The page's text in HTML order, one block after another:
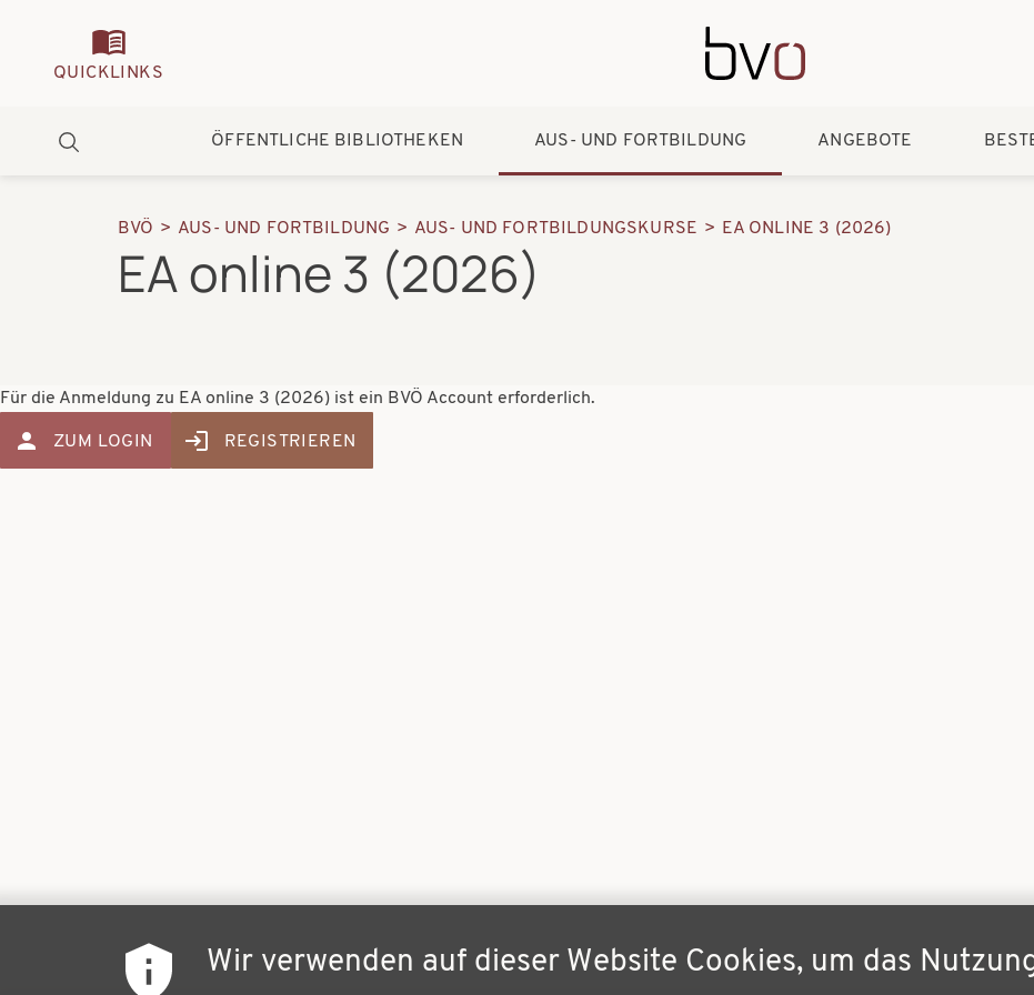
Direkt zum Inhalt
Quickmenu
QUICKLINKS
Hauptnavigation
ÖFFENTLICHE BIBLIOTHEKEN AUS- UND FORTBILDUNG ANGEBOTE
Suche
Pfadnavigation
BVÖ AUS- UND FORTBILDUNG AUS- UND FORTBILDUNGSKURSE EA ONLINE 3 (2026)
EA online 3 (2026)
Für die Anmeldung zu EA online 3 (2026) ist ein BVÖ Account erforderlich.
ZUM LOGIN REGISTRIEREN
Wir verwenden auf dieser Website Cookies, um das